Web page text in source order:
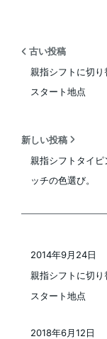
古い投稿
親指シフトに切
スタート地点
新しい投稿
親指シフトタイピ
ッチの色選び。
親指シフトに切
スタート地点
2014年9月24日
2018年6月12日